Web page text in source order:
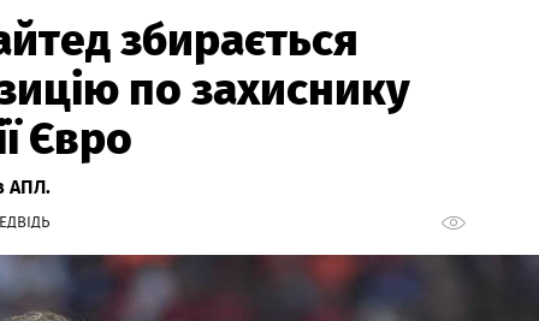
збирається
по захиснику
Євро
АПЛ.